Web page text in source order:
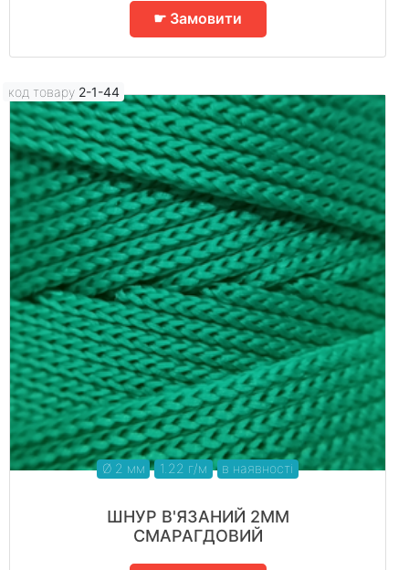
☛ Замовити
код товару 2-1-44
Ø 2 мм 1.22 г/м в наявності
ШНУР В'ЯЗАНИЙ 2ММ
СМАРАГДОВИЙ